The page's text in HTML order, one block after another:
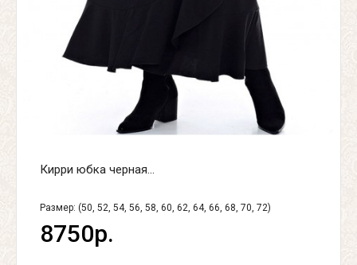
Кирри юбка черная...
Размер: (50, 52, 54, 56, 58, 60, 62, 64, 66, 68, 70, 72)
8750р.